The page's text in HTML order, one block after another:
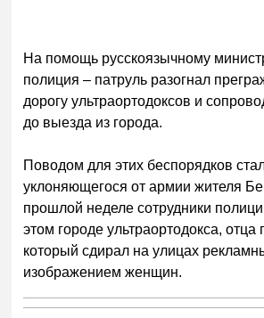
На помощь русскоязычному
полиция – патруль разогнал
дорогу ультраортодоксов и
до выезда из города.
Поводом для этих беспорядков
уклоняющегося от армии жителя
прошлой неделе сотрудники
этом городе ультраортодокса, отца
который сдирал на улицах
изображением женщин.